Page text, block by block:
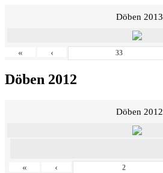
Döben 2013
« ‹
Döben 2012
Döben 2012
« ‹